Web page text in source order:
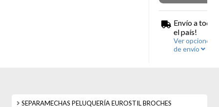
Envío a todo
el país!
Ver opciones
de envío
SEPARAMECHAS PELUQUERÍA EUROSTIL BROCHES